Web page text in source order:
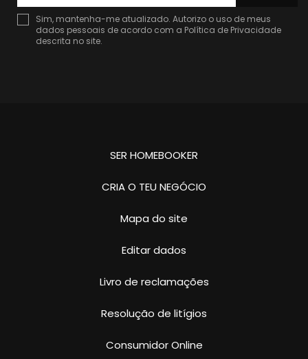
Sim, mantenha-me atualizado. Autorizo o uso de meus
dados pessoais de acordo com a Política de Privacidade
descrita no site.
SER HOMEBOOKER
CRIA O TEU NEGÓCIO
Mapa do site
Editar dados
Livro de reclamações
Resolução de litígios
Consumidor Online